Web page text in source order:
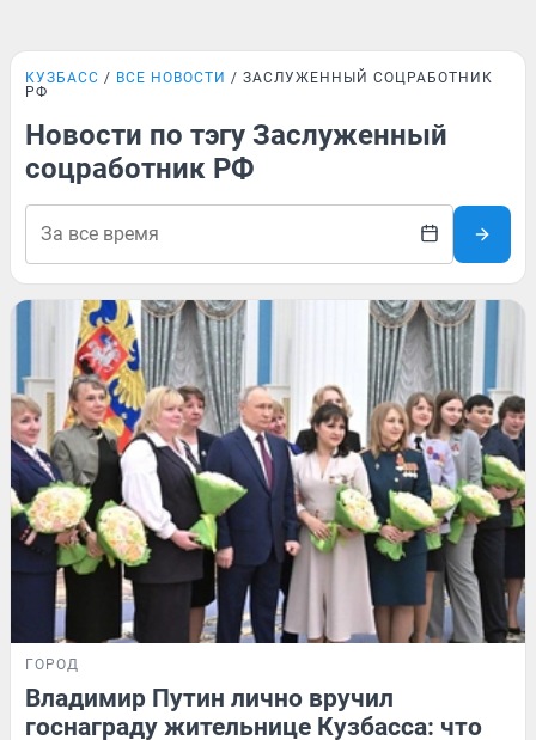
КУЗБАСС ВСЕ НОВОСТИ
ЗАСЛУЖЕННЫЙ СОЦРАБОТНИК
РФ
Новости по тэгу Заслуженный
соцработник РФ
ГОРОД
Владимир Путин лично вручил
госнаграду жительнице Кузбасса: что